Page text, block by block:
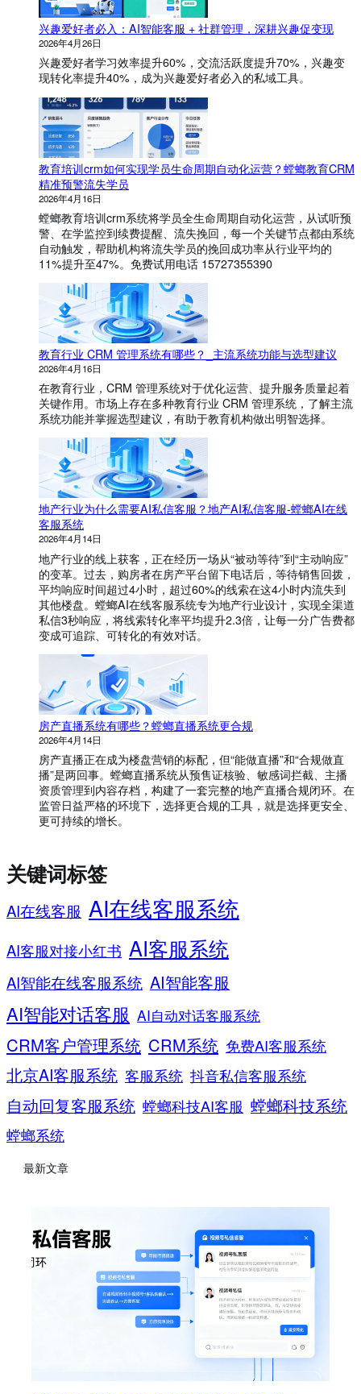
能
管
理
系
统
哪
些
功
能
？
兴趣爱好者必入：AI智能客服 + 社群管理，深耕兴趣促变现
2026年4月26日
兴趣爱好者学习效率提升60%，交流活跃度提升70%，兴趣变
现转化率提升40%，成为兴趣爱好者必入的私域工具。
教育培训crm如何实现学员生命周期自动化运营？螳螂教育CRM
精准预警流失学员
2026年4月16日
螳螂教育培训crm系统将学员全生命周期自动化运营，从试听预
警、在学监控到续费提醒、流失挽回，每一个关键节点都由系统
自动触发，帮助机构将流失学员的挽回成功率从行业平均的
11%提升至47%。免费试用电话 15727355390
教育行业 CRM 管理系统有哪些？_主流系统功能与选型建议
2026年4月16日
在教育行业，CRM 管理系统对于优化运营、提升服务质量起着
关键作用。市场上存在多种教育行业 CRM 管理系统，了解主流
系统功能并掌握选型建议，有助于教育机构做出明智选择。
地产行业为什么需要AI私信客服？地产AI私信客服-螳螂AI在线
客服系统
2026年4月14日
地产行业的线上获客，正在经历一场从“被动等待”到“主动响应”
的变革。过去，购房者在房产平台留下电话后，等待销售回拨，
平均响应时间超过4小时，超过60%的线索在这4小时内流失到
其他楼盘。螳螂AI在线客服系统专为地产行业设计，实现全渠道
私信3秒响应，将线索转化率平均提升2.3倍，让每一分广告费都
变成可追踪、可转化的有效对话。
房产直播系统有哪些？螳螂直播系统更合规
2026年4月14日
房产直播正在成为楼盘营销的标配，但“能做直播”和“合规做直
播”是两回事。螳螂直播系统从预售证核验、敏感词拦截、主播
资质管理到内容存档，构建了一套完整的地产直播合规闭环。在
监管日益严格的环境下，选择更合规的工具，就是选择更安全、
更可持续的增长。
关键词标签
AI在线客服 AI在线客服系统
AI客服对接小红书 AI客服系统
AI智能在线客服系统 AI智能客服
AI智能对话客服 AI自动对话客服系统
CRM客户管理系统 CRM系统 免费AI客服系统
北京AI客服系统 客服系统 抖音私信客服系统
自动回复客服系统 螳螂科技AI客服 螳螂科技系统
螳螂系统
最新文章